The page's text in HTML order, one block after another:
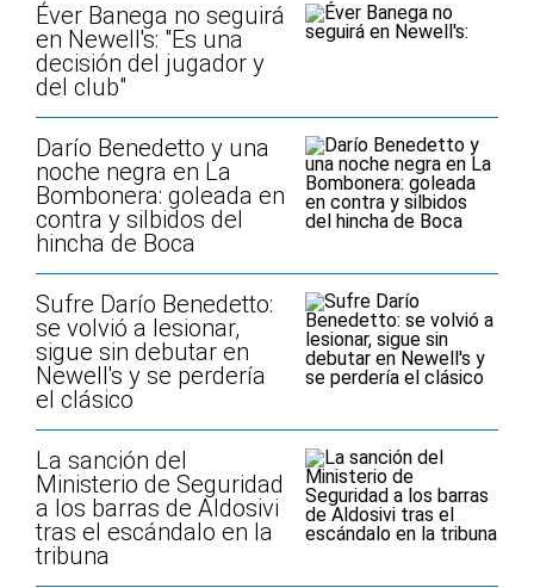
Éver Banega no seguirá
en Newell's: "Es una
decisión del jugador y
del club"
Darío Benedetto y una
noche negra en La
Bombonera: goleada en
contra y silbidos del
hincha de Boca
Sufre Darío Benedetto:
se volvió a lesionar,
sigue sin debutar en
Newell's y se perdería
el clásico
La sanción del
Ministerio de Seguridad
a los barras de Aldosivi
tras el escándalo en la
tribuna